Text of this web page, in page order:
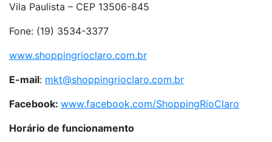
Vila Paulista – CEP 13506-845
Fone: (19) 3534-3377
www.shoppingrioclaro.com.br
E-mail: mkt@shoppingrioclaro.com.br
Facebook: www.facebook.com/ShoppingRioClaro
Horário de funcionamento